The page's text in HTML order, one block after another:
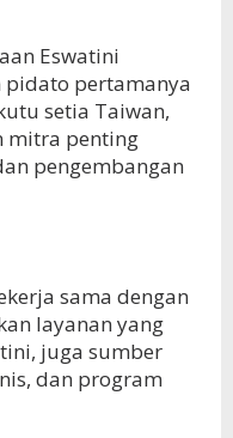
Eswatini
pertamanya
setia Taiwan,
mitra penting
pengembangan
sama dengan
layanan yang
juga sumber
dan program